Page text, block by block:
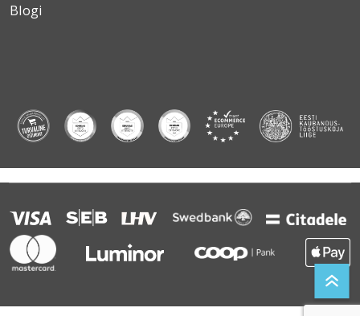
Blogi